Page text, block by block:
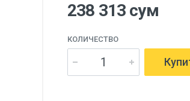
238 313 сум
КОЛИЧЕСТВО